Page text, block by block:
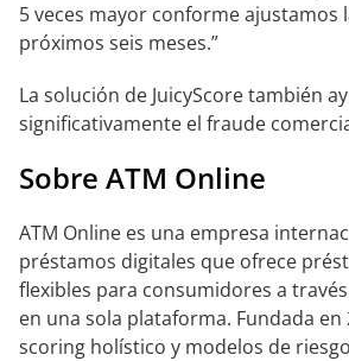
5 veces mayor conforme ajustamos
próximos seis meses.”
La solución de JuicyScore también
significativamente el fraude
Sobre ATM Online
ATM Online es una empresa
préstamos digitales que ofrece
flexibles para consumidores a
en una sola plataforma. Fundada en
scoring holístico y modelos de